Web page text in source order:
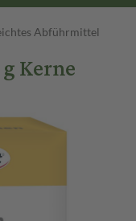
Abführmittel
Kerne